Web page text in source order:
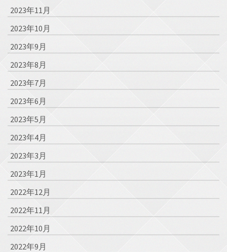
2023年11月
2023年10月
2023年9月
2023年8月
2023年7月
2023年6月
2023年5月
2023年4月
2023年3月
2023年1月
2022年12月
2022年11月
2022年10月
2022年9月